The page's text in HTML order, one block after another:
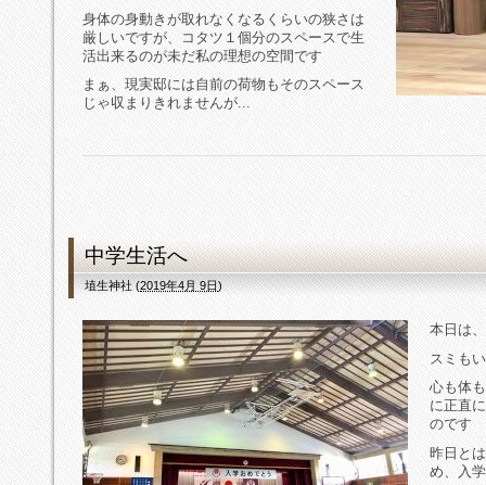
身体の身動きが取れなくなるくらいの狭さは
厳しいですが、コタツ１個分のスペースで生
活出来るのが未だ私の理想の空間です
まぁ、現実邸には自前の荷物もそのスペース
じゃ収まりきれませんが...
中学生活へ
埴生神社(2019年4月 9日)
本日は
スミも
心も体
に正直
のです
昨日と
め、入